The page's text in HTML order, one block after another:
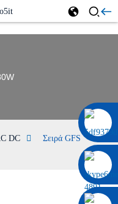
13322920697
DC
Σειρά GFS